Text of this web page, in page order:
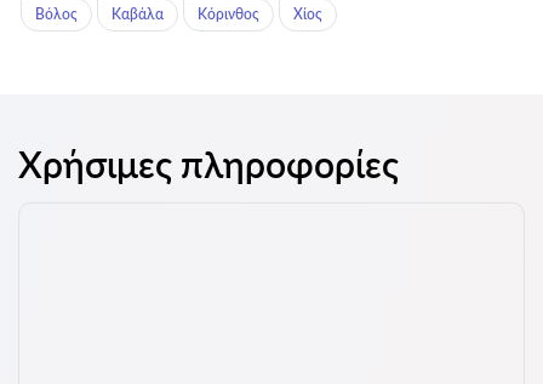
Βόλος Καβάλα Κόρινθος Χίος
Χρήσιμες πληροφορίες